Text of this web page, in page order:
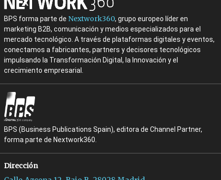
BPS forma parte de Nextwork360, grupo europeo líder en
marketing B2B, comunicación y medios especializados para el
mercado tecnológico. A través de plataformas digitales y eventos,
conectamos a fabricantes, partners y decisores tecnológicos
impulsando la Transformación Digital, la Innovación y el
crecimiento empresarial.
BPS (Business Publications Spain), editora de Channel Partner,
forma parte de Nextwork360.
Dirección